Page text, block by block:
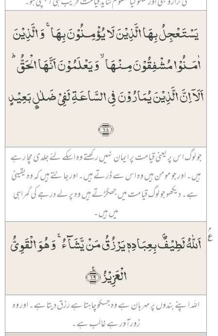
یَسۡتَعۡجِلُ بِہَا الَّذِیۡنَ لَا یُؤۡمِنُوۡنَ بِہَا ۚ وَ الَّذِیۡنَ
اٰمَنُوۡا مُشۡفِقُوۡنَ مِنۡہَا ۙ وَ یَعۡلَمُوۡنَ اَنَّہَا الۡحَقُّ ؕ
اَلَاۤ اِنَّ الَّذِیۡنَ یُمَارُوۡنَ فِی السَّاعَۃِ لَفِیۡ ضَلٰلٍۭ بَعِیۡدٍ
﴿۱۸﴾
جو لوگ اس پر یعنی قیامت پر ایمان نہیں رکھتے وہ اسکے لئے جلدی مچا رہے
ہیں۔ اور جو مومن ہیں وہ اس سے ڈرتے ہیں۔ اور جانتے ہیں کہ وہ یقینی
ہے۔ دیکھو جو لوگ قیامت میں جھگڑتے ہیں وہ پرلے درجے کی گمراہی
میں ہیں۔
اَللّٰہُ لَطِیۡفٌۢ بِعِبَادِہٖ یَرۡزُقُ مَنۡ یَّشَآءُ ۚ وَ ہُوَ الۡقَوِیُّ
الۡعَزِیۡزُ ﴿٪۱۹﴾
۲
اللہ اپنے بندوں پر مہربان ہے وہ جسکو چاہتا ہے رزق دیتا ہے۔ اور وہ
زورآور ہے غالب ہے۔